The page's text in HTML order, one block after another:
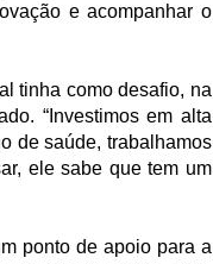
e acompanhar o
tinha como desafio, na
“Investimos em alta
de saúde, trabalhamos
ele sabe que tem um
ponto de apoio para a